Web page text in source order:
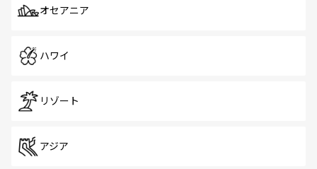
オセアニア
ハワイ
リゾート
アジア